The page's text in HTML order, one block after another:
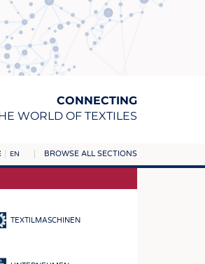
CONNECTING
WORLD OF TEXTILES
EN BROWSE ALL SECTIONS
TEXTILMASCHINEN